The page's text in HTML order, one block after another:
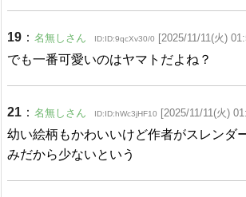
19 ： 名無しさん ID:ID:9qcXv30/0 [2025/11/11(火)
でも一番可愛いのはヤマトだよね？
21 ： 名無しさん ID:ID:hWc3jHF10 [2025/11/11(火)
幼い絵柄もかわいいけど作者がスレンダ
みだから少ないという